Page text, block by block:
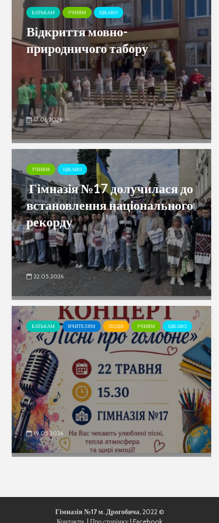
БАТЬКАМ УЧНЯМ ЦІКАВО
Відкриття мовно-
природничого табору
17.06.2026
УЧНЯМ ЦІКАВО
Гімназія №17 долучилася до
встановлення національного
рекорду
22.05.2026
БАТЬКАМ ВЧИТЕЛЯМ ПОДІЯ УЧНЯМ ЦІКАВО
19.05.2026
Гімназія №17м. Дрогобича,2022 ©